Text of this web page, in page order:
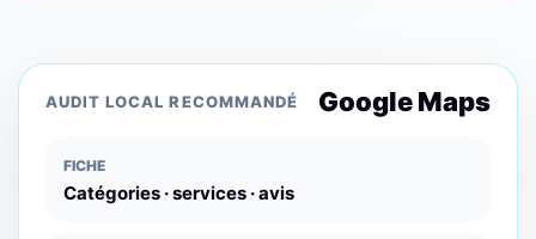
AUDIT LOCAL RECOMMANDÉ Google Maps
FICHE
Catégories · services · avis